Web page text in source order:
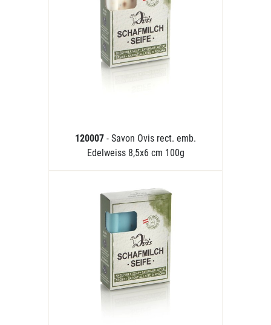
120007 - Savon Ovis rect. emb.
Edelweiss 8,5x6 cm 100g